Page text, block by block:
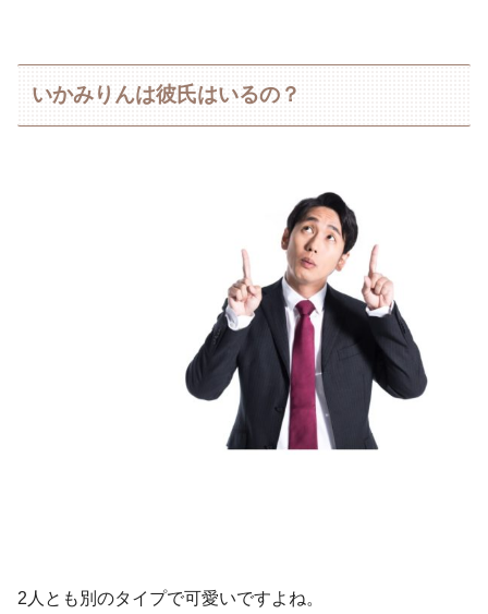
いかみりんは彼氏はいるの？
2人とも別のタイプで可愛いですよね。